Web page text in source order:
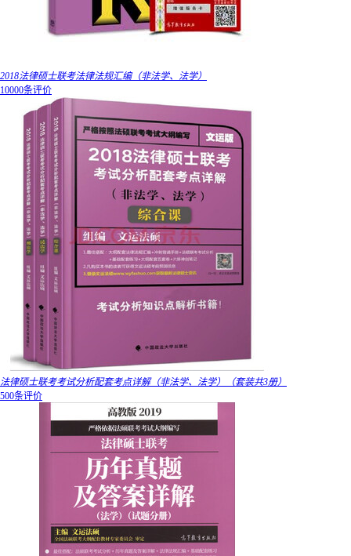
2018法律硕士联考法律法规汇编（非法学、法学）
10000条评价
法律硕士联考考试分析配套考点详解（非法学、法学）（套装共3册）
500条评价